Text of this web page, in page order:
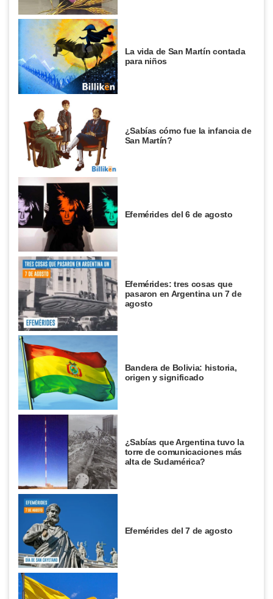
La vida de San Martín contada
para niños
¿Sabías cómo fue la infancia de
San Martín?
Efemérides del 6 de agosto
Efemérides: tres cosas que
pasaron en Argentina un 7 de
agosto
Bandera de Bolivia: historia,
origen y significado
¿Sabías que Argentina tuvo la
torre de comunicaciones más
alta de Sudamérica?
Efemérides del 7 de agosto